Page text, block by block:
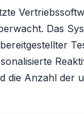
Das
die Anzahl